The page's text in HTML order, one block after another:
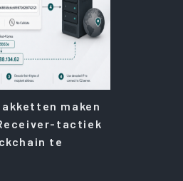
maken
tactiek
te